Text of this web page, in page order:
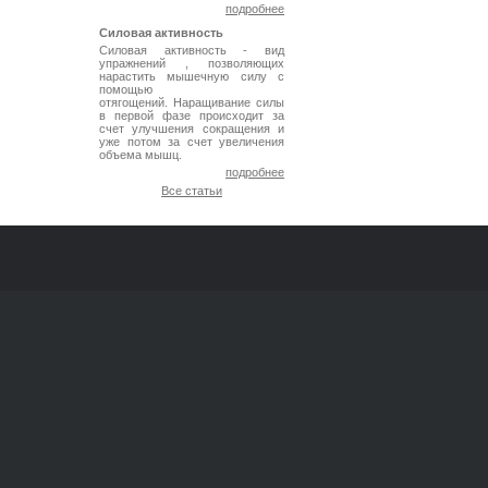
подробнее
Силовая активность
Силовая активность - вид
упражнений , позволяющих
нарастить мышечную силу с
помощью
отягощений. Наращивание силы
в первой фазе происходит за
счет улучшения сокращения и
уже потом за счет увеличения
объема мышц.
подробнее
Все статьи